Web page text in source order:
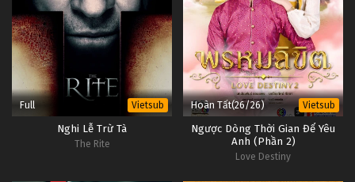
Full Vietsub
Nghi Lễ Trừ Tà
The Rite
Hoàn Tất(26/26) Vietsub
Ngược Dòng Thời Gian Để Yêu
Anh (Phần 2)
Love Destiny